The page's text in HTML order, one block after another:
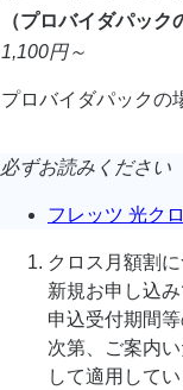
（プロバイダパック
1,100円～
プロバイダパックの
必ずお読みください
フレッツ 光ク
クロス月額割
新規お申し込
申込受付期間
次第、ご案内
して適用してい